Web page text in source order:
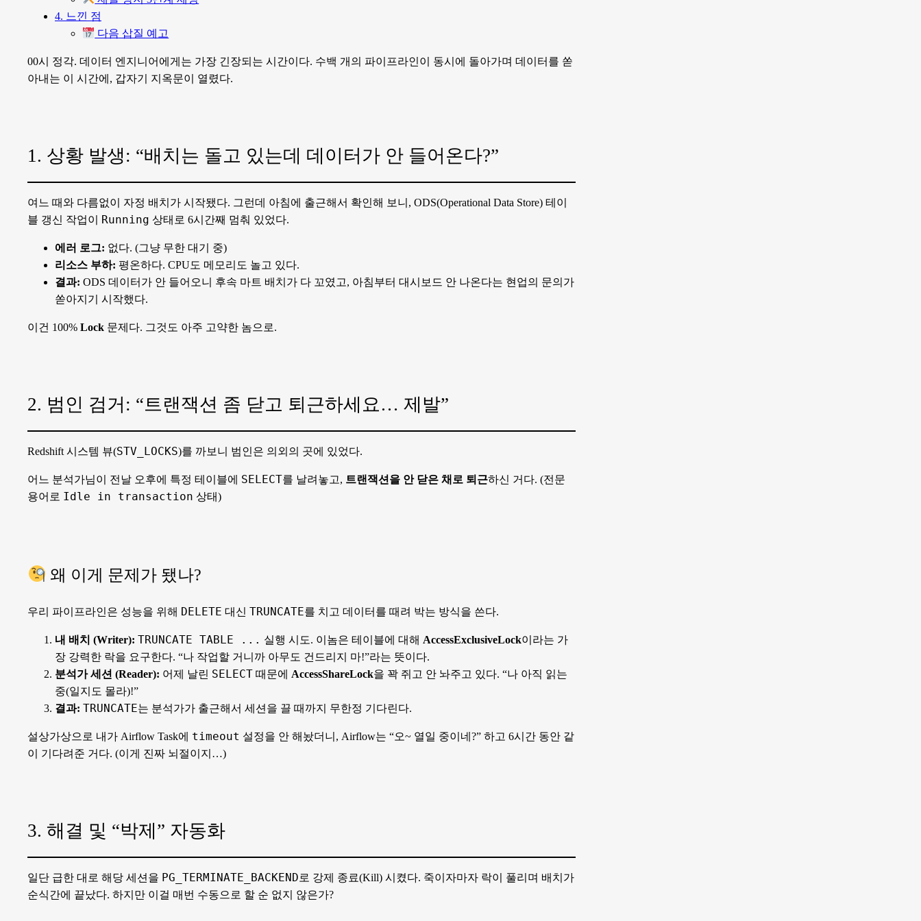
4. 느낀 점
다음 삽질 예고
00시 정각. 데이터 엔지니어에게는 가장 긴장되는 시간이다. 수백 개의 파이프라인이 동시에 돌아가며 데이터를 쏟
아내는 이 시간에, 갑자기 지옥문이 열렸다.
1. 상황 발생: “배치는 돌고 있는데 데이터가 안 들어온다?”
여느 때와 다름없이 자정 배치가 시작됐다. 그런데 아침에 출근해서 확인해 보니, ODS(Operational Data Store) 테이
블 갱신 작업이
Running 상태로 6시간째 멈춰 있었다.
에러 로그: 없다. (그냥 무한 대기 중)
리소스 부하: 평온하다. CPU도 메모리도 놀고 있다.
결과: ODS 데이터가 안 들어오니 후속 마트 배치가 다 꼬였고, 아침부터 대시보드 안 나온다는 현업의 문의가
쏟아지기 시작했다.
이건 100% Lock 문제다. 그것도 아주 고약한 놈으로.
2. 범인 검거: “트랜잭션 좀 닫고 퇴근하세요… 제발”
Redshift 시스템 뷰(STV_LOCKS)를 까보니 범인은 의외의 곳에 있었다.
어느 분석가님이 전날 오후에 특정 테이블에 SELECT를 날려놓고, 트랜잭션을 안 닫은 채로 퇴근하신 거다. (전문
용어로 Idle in transaction 상태)
왜 이게 문제가 됐나?
우리 파이프라인은 성능을 위해 DELETE 대신 TRUNCATE를 치고 데이터를 때려 박는 방식을 쓴다.
내 배치 (Writer): TRUNCATE TABLE ... 실행 시도. 이놈은 테이블에 대해 AccessExclusiveLock이라는 가
장 강력한 락을 요구한다. “나 작업할 거니까 아무도 건드리지 마!”라는 뜻이다.
분석가 세션 (Reader): 어제 날린 SELECT 때문에 AccessShareLock을 꽉 쥐고 안 놔주고 있다. “나 아직 읽는
중(일지도 몰라)!”
결과: TRUNCATE는 분석가가 출근해서 세션을 끌 때까지 무한정 기다린다.
설상가상으로 내가 Airflow Task에 timeout 설정을 안 해놨더니, Airflow는 “오~ 열일 중이네?” 하고 6시간 동안 같
이 기다려준 거다. (이게 진짜 뇌절이지…)
3. 해결 및 “박제” 자동화
일단 급한 대로 해당 세션을 PG_TERMINATE_BACKEND로 강제 종료(Kill) 시켰다. 죽이자마자 락이 풀리며 배치가
순식간에 끝났다. 하지만 이걸 매번 수동으로 할 순 없지 않은가?